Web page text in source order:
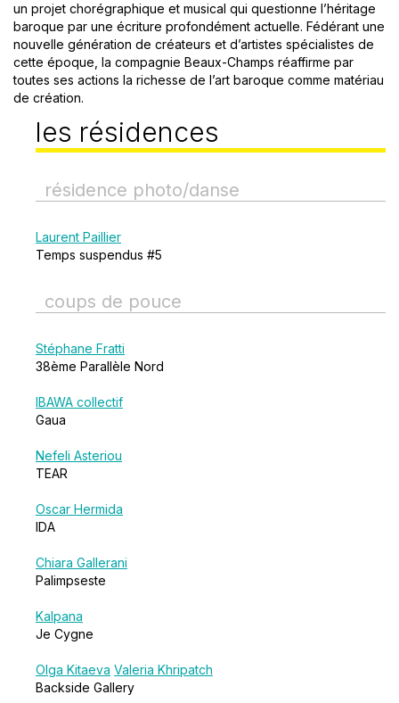
un projet chorégraphique et musical qui questionne l’héritage
baroque par une écriture profondément actuelle. Fédérant une
nouvelle génération de créateurs et d’artistes spécialistes de
cette époque, la compagnie Beaux-Champs réaffirme par
toutes ses actions la richesse de l’art baroque comme matériau
de création.
les résidences
résidence photo/danse
Laurent Paillier
Temps suspendus #5
coups de pouce
Stéphane Fratti
38ème Parallèle Nord
IBAWA collectif
Gaua
Nefeli Asteriou
TEAR
Oscar Hermida
IDA
Chiara Gallerani
Palimpseste
Kalpana
Je Cygne
Olga Kitaeva Valeria Khripatch
Backside Gallery